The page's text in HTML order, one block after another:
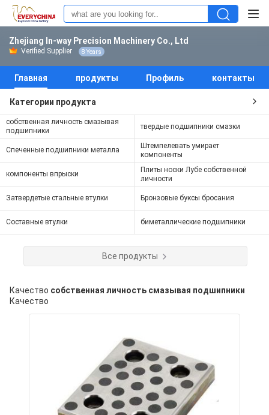
Zhejiang In-way Precision Machinery Co., Ltd
Verified Supplier 8 Years
Главная продукты Профиль контакты
Категории продукта
собственная личность смазывая
подшипники
твердые подшипники смазки
Спеченные подшипники металла
Штемпелевать умирает
компоненты
компоненты впрыски
Плиты носки Лубе собственной
личности
Затвердетые стальные втулки Бронзовые буксы бросания
Составные втулки биметаллические подшипники
Все продукты
Качество собственная личность смазывая подшипники
Качество